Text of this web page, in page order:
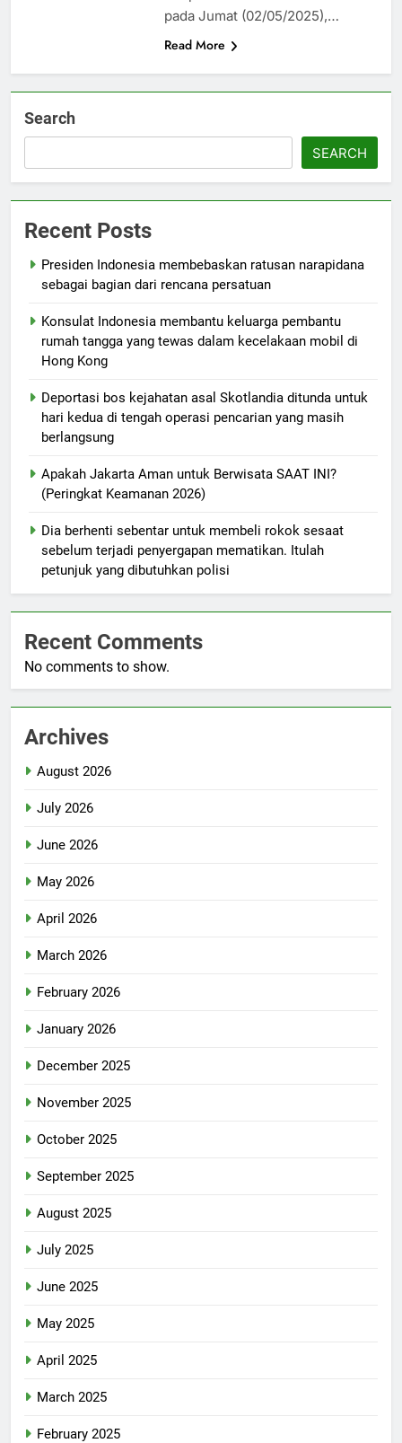
pada Jumat (02/05/2025),…
Read More
Search
SEARCH
Recent Posts
Presiden Indonesia membebaskan ratusan narapidana
sebagai bagian dari rencana persatuan
Konsulat Indonesia membantu keluarga pembantu
rumah tangga yang tewas dalam kecelakaan mobil di
Hong Kong
Deportasi bos kejahatan asal Skotlandia ditunda untuk
hari kedua di tengah operasi pencarian yang masih
berlangsung
Apakah Jakarta Aman untuk Berwisata SAAT INI?
(Peringkat Keamanan 2026)
Dia berhenti sebentar untuk membeli rokok sesaat
sebelum terjadi penyergapan mematikan. Itulah
petunjuk yang dibutuhkan polisi
Recent Comments
No comments to show.
Archives
August 2026
July 2026
June 2026
May 2026
April 2026
March 2026
February 2026
January 2026
December 2025
November 2025
October 2025
September 2025
August 2025
July 2025
June 2025
May 2025
April 2025
March 2025
February 2025